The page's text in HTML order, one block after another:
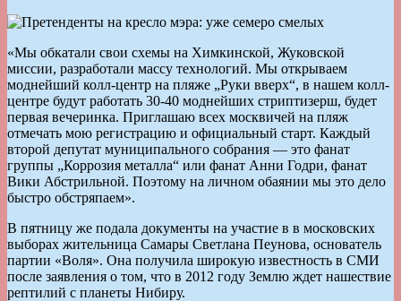
«Мы обкатали свои схемы на Химкинской, Жуковской
миссии, разработали массу технологий. Мы открываем
моднейший колл-центр на пляже „Руки вверх“, в нашем колл-
центре будут работать 30-40 моднейших стриптизерш, будет
первая вечеринка. Приглашаю всех москвичей на пляж
отмечать мою регистрацию и официальный старт. Каждый
второй депутат муниципального собрания — это фанат
группы „Коррозия металла“ или фанат Анни Годри, фанат
Вики Абстрильной. Поэтому на личном обаянии мы это дело
быстро обстряпаем».
В пятницу же подала документы на участие в в московских
выборах жительница Самары Светлана Пеунова, основатель
партии «Воля». Она получила широкую известность в СМИ
после заявления о том, что в 2012 году Землю ждет нашествие
рептилий с планеты Нибиру.